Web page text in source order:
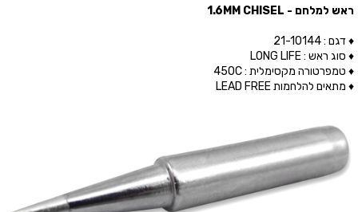
ראש למלחם - 1.6MM CHISEL
♦ דגם : 21-10144
♦ סוג ראש : LONG LIFE
♦ טמפרטורה מקסימלית : 450C
♦ מתאים להלחמות LEAD FREE